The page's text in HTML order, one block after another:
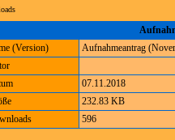
(Version)
Aufnahmeantrag
07.11.2018
232.83 KB
596